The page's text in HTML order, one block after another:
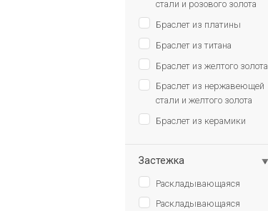
стали и розового золота
Браслет из платины
Браслет из титана
Браслет из желтого золота
Браслет из нержавеющей
стали и желтого золота
Браслет из керамики
Застежка
Раскладывающаяся
Раскладывающаяся